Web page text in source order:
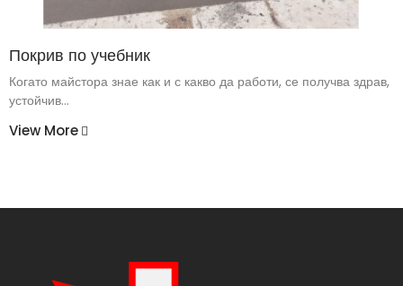
Покрив по учебник
Когато майстора знае как и с какво да работи, се получва здрав,
устойчив...
View More